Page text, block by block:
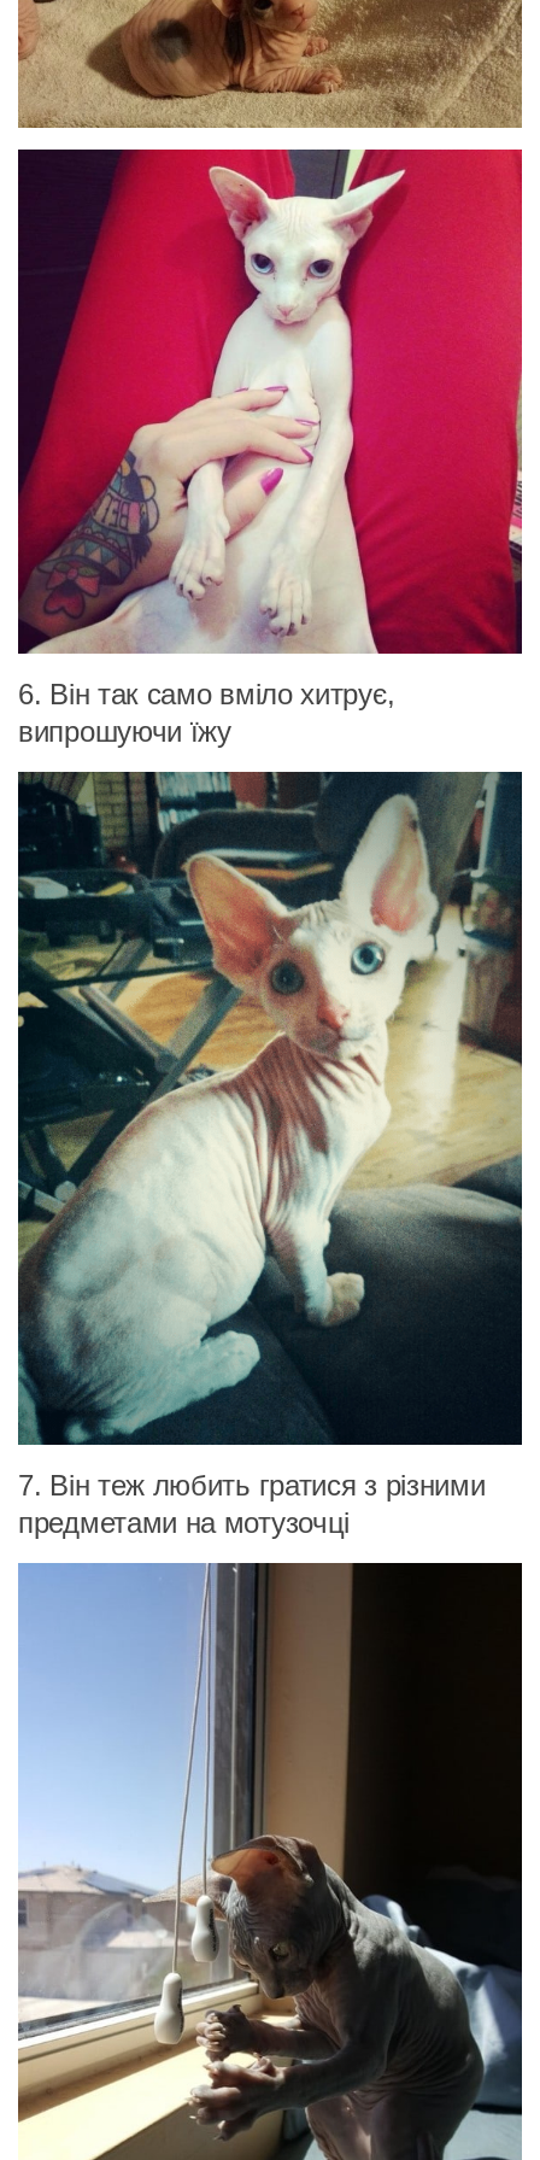
6. Він так само вміло хитрує,
випрошуючи їжу
7. Він теж любить гратися з різними
предметами на мотузочці